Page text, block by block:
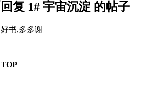
回复 1# 宇宙沉淀 的帖子
好书,多多谢
TOP